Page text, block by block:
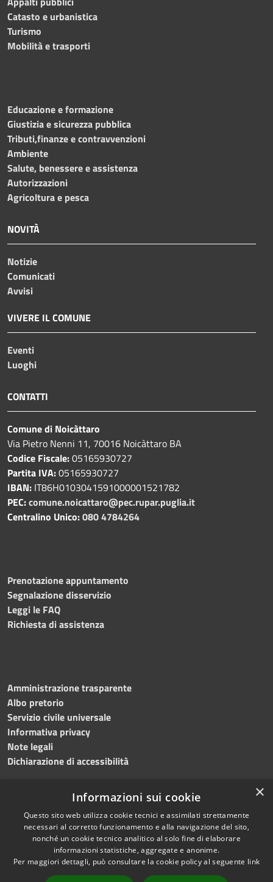
Catasto e urbanistica
Turismo
Mobilità e trasporti
Educazione e formazione
Giustizia e sicurezza pubblica
Tributi,finanze e contravvenzioni
Ambiente
Salute, benessere e assistenza
Autorizzazioni
Agricoltura e pesca
NOVITÀ
Notizie
Comunicati
Avvisi
VIVERE IL COMUNE
Eventi
Luoghi
CONTATTI
Comune di Noicàttaro
Via Pietro Nenni 11, 70016 Noicàttaro BA
Codice Fiscale:05165930727
Partita IVA:05165930727
IBAN: IT86H0103041591000001521782
PEC:comune.noicattaro@pec.rupar.puglia.it
Centralino Unico:080 4784264
Prenotazione appuntamento
Segnalazione disservizio
Leggi le FAQ
Richiesta di assistenza
Amministrazione trasparente
Albo pretorio
Servizio civile universale
Informativa privacy
Note legali
Dichiarazione di accessibilità
RSS
Accessibilità
Cookie
Mappa del sito
Copyright © 2023 •
Comune di Noicàttaro
Powered byMunicipium
Redazione•Portale
dipendente
×
Informazioni sui cookie
Questo sito web utilizza cookie tecnici e assimilati strettamente
necessari al corretto funzionamento e alla navigazione del sito,
nonché un cookie tecnico analitico al solo fine di elaborare
informazioni statistiche, aggregate e anonime.
Per maggiori dettagli, può consultare la cookie policy al seguente link